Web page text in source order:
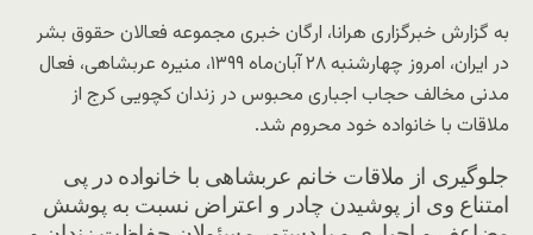
به گزارش خبرگزاری هرانا، ارگان خبری مجموعه فعالان حقوق بشر
در ایران، امروز چهارشنبه ۲۸ آبان‌ماه ۱۳۹۹، منیره عربشاهی، فعال
مدنی مخالف حجاب اجباری محبوس در زندان کچویی کرج از
ملاقات با خانواده خود محروم شد.
جلوگیری از ملاقات خانم عربشاهی با خانواده در پی
امتناع وی از پوشیدن چادر و اعتراض نسبت به پوشش